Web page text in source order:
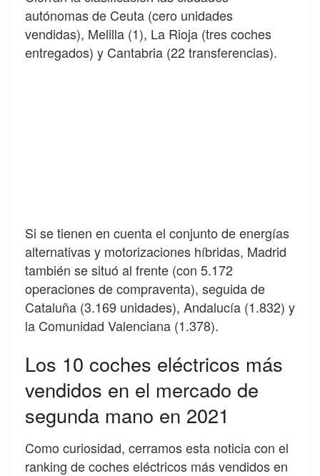
autónomas de Ceuta (cero unidades
vendidas), Melilla (1), La Rioja (tres coches
entregados) y Cantabria (22 transferencias).
Si se tienen en cuenta el conjunto de energías
alternativas y motorizaciones híbridas, Madrid
también se situó al frente (con 5.172
operaciones de compraventa), seguida de
Cataluña (3.169 unidades), Andalucía (1.832) y
la Comunidad Valenciana (1.378).
Los 10 coches eléctricos más
vendidos en el mercado de
segunda mano en 2021
Como curiosidad, cerramos esta noticia con el
ranking de coches eléctricos más vendidos en